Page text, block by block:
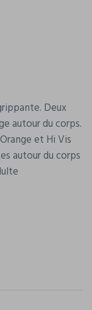
Deux
autour du corps.
et Hi Vis
autour du corps